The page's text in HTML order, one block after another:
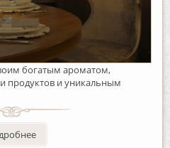
богатым ароматом,
продуктов и уникальным